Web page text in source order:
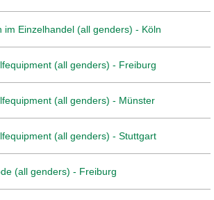
im Einzelhandel (all genders) - Köln
(all genders) - Freiburg
(all genders) - Münster
(all genders) - Stuttgart
(all genders) - Freiburg